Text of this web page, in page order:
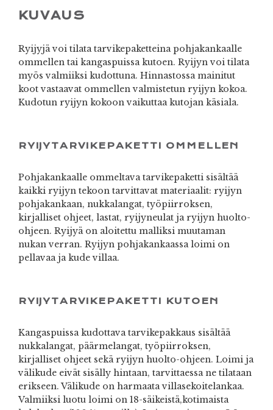
KUVAUS
Ryijyjä voi tilata tarvikepaketteina pohjakankaalle
ommellen tai kangaspuissa kutoen. Ryijyn voi tilata
myös valmiiksi kudottuna. Hinnastossa mainitut
koot vastaavat ommellen valmistetun ryijyn kokoa.
Kudotun ryijyn kokoon vaikuttaa kutojan käsiala.
RYIJYTARVIKEPAKETTI OMMELLEN
Pohjakankaalle ommeltava tarvikepaketti sisältää
kaikki ryijyn tekoon tarvittavat materiaalit: ryijyn
pohjakankaan, nukkalangat, työpiirroksen,
kirjalliset ohjeet, lastat, ryijyneulat ja ryijyn huolto-
ohjeen. Ryijyä on aloitettu malliksi muutaman
nukan verran. Ryijyn pohjakankaassa loimi on
pellavaa ja kude villaa.
RYIJYTARVIKEPAKETTI KUTOEN
Kangaspuissa kudottava tarvikepakkaus sisältää
nukkalangat, päärmelangat, työpiirroksen,
kirjalliset ohjeet sekä ryijyn huolto-ohjeen. Loimi ja
välikude eivät sisälly hintaan, tarvittaessa ne tilataan
erikseen. Välikude on harmaata villasekoitelankaa.
Valmiiksi luotu loimi on 18-säikeistä,kotimaista